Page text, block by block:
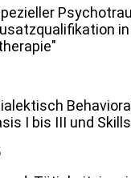
I bis III und